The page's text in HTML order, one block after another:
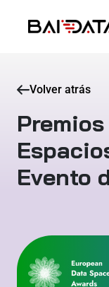
Volver atrás
Evento